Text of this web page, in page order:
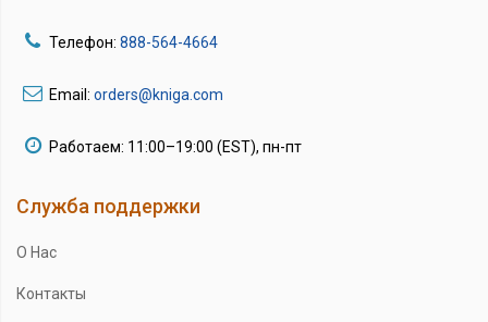
Телефон: 888-564-4664
Email: orders@kniga.com
Работаем: 11:00–19:00 (EST), пн-пт
Служба поддержки
О Нас
Контакты